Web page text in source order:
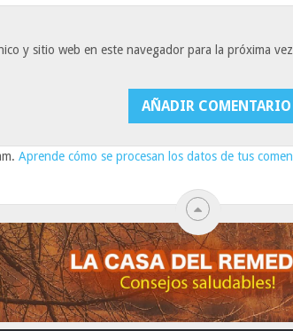
y sitio web en este navegador para la próxima vez
Aprende cómo se procesan los datos de tus